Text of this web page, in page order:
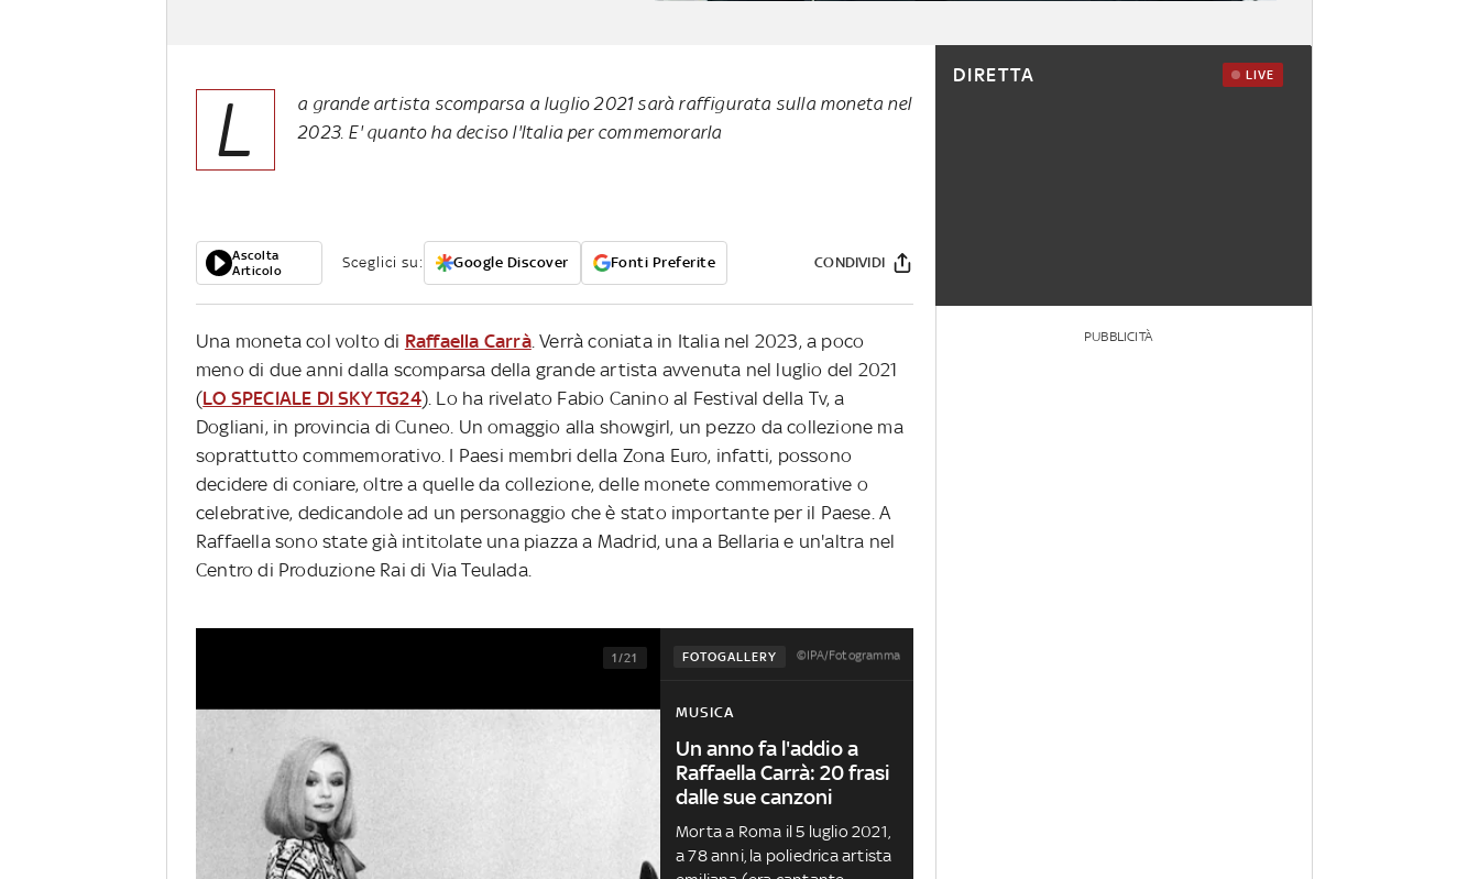
L
a grande artista scomparsa a luglio 2021 sarà raffigurata sulla moneta nel
2023. E' quanto ha deciso l'Italia per commemorarla
Ascolta
Articolo
Sceglici su: Google Discover Fonti Preferite CONDIVIDI
Una moneta col volto di Raffaella Carrà. Verrà coniata in Italia nel 2023, a poco
meno di due anni dalla scomparsa della grande artista avvenuta nel luglio del 2021
(LO SPECIALE DI SKY TG24). Lo ha rivelato Fabio Canino al Festival della Tv, a
Dogliani, in provincia di Cuneo. Un omaggio alla showgirl, un pezzo da collezione ma
soprattutto commemorativo. I Paesi membri della Zona Euro, infatti, possono
decidere di coniare, oltre a quelle da collezione, delle monete commemorative o
celebrative, dedicandole ad un personaggio che è stato importante per il Paese. A
Raffaella sono state già intitolate una piazza a Madrid, una a Bellaria e un'altra nel
Centro di Produzione Rai di Via Teulada.
FOTOGALLERY ©IPA/Fotogramma
1/21
MUSICA
Un anno fa l'addio a
Raffaella Carrà: 20 frasi
dalle sue canzoni
Morta a Roma il 5 luglio 2021,
a 78 anni, la poliedrica artista
DIRETTA LIVE
PUBBLICITÀ